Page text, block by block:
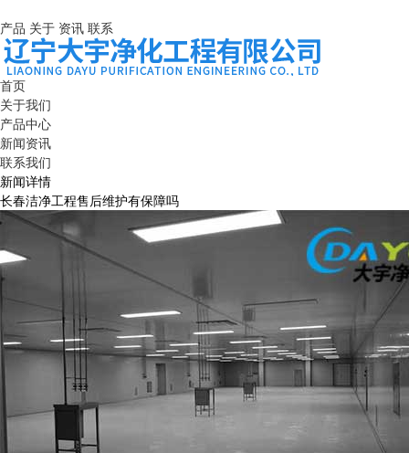
产品 关于 资讯 联系
首页
关于我们
产品中心
新闻资讯
联系我们
新闻详情
长春洁净工程售后维护有保障吗